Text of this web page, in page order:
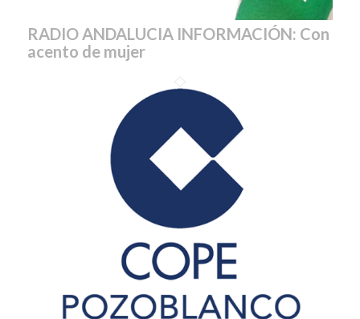
RADIO ANDALUCIA INFORMACIÓN: Con
acento de mujer